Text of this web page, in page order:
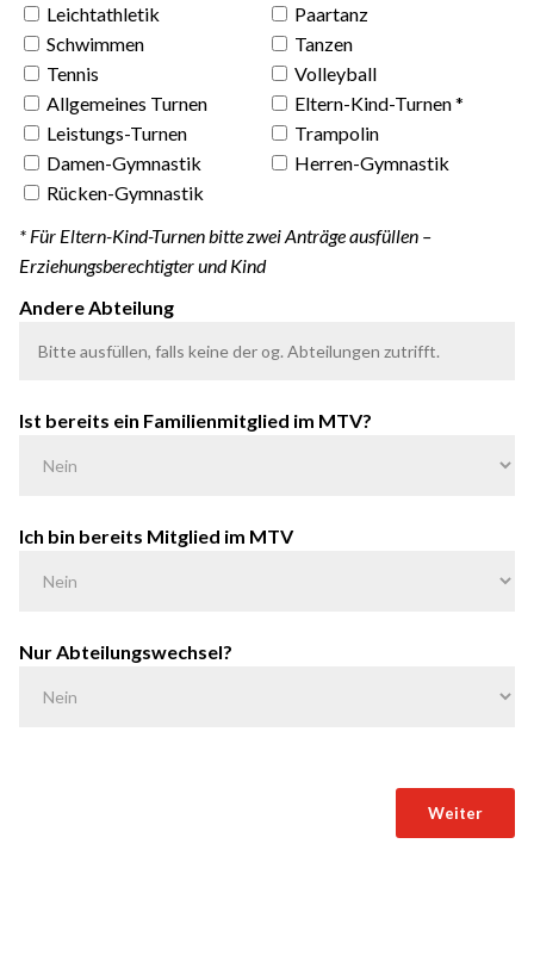
Leichtathletik
Paartanz
Schwimmen
Tanzen
Tennis
Volleyball
Allgemeines Turnen
Eltern-Kind-Turnen *
Leistungs-Turnen
Trampolin
Damen-Gymnastik
Herren-Gymnastik
Rücken-Gymnastik
* Für Eltern-Kind-Turnen bitte zwei Anträge ausfüllen –
Erziehungsberechtigter und Kind
Andere Abteilung
Ist bereits ein Familienmitglied im MTV?
Ich bin bereits Mitglied im MTV
Nur Abteilungswechsel?
Weiter